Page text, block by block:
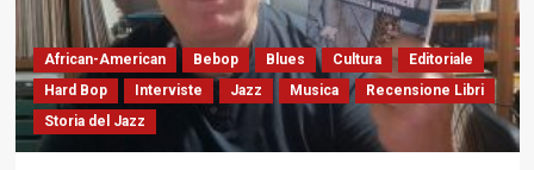
50th»:
laboratorio
armonico
lungo
African-American Bebop Blues Cultura
Editoriale
Hard Bop
Interviste Jazz Musica
Recensione Libri
Storia del Jazz